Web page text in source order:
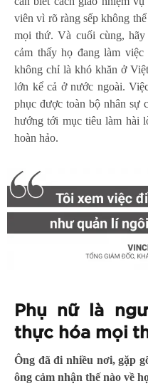
viên vì rõ ràng sếp không
mọi thứ. Và cuối cùng, hãy
cảm thấy họ đang làm
không chỉ là khó khăn ở
lớn kể cả ở nước ngoài.
phục được toàn bộ nhân sự
hướng tới mục tiêu làm hài
hoàn hảo.
Phụ nữ là
thực hóa mọi
Ông đã đi nhiều nơi, gặp
ông cảm nhận thế nào về